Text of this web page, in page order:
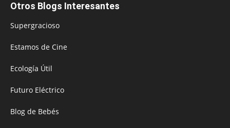
Otros Blogs Interesantes
Supergracioso
Estamos de Cine
Ecología Útil
Futuro Eléctrico
Blog de Bebés